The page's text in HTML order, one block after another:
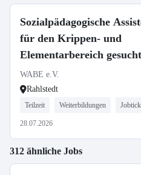
Sozialpädagogische
für den Krippen- und
Elementarbereich
Rahlstedter Weg
WABE e.V.
Rahlstedt
Teilzeit Weiterbildungen
28.07.2026
312 ähnliche Jobs